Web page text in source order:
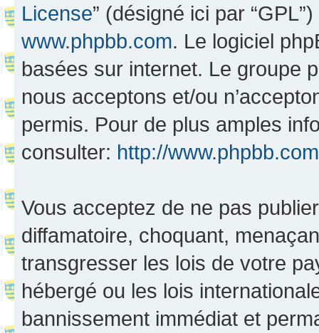
License” (désigné ici par
www.phpbb.com. Le logiciel
basées sur internet. Le groupe
nous acceptons et/ou
permis. Pour de plus amples
consulter: http://
Vous acceptez de ne pas
diffamatoire, choquant,
transgresser les lois de votre
hébergé ou les lois
bannissement immédiat et